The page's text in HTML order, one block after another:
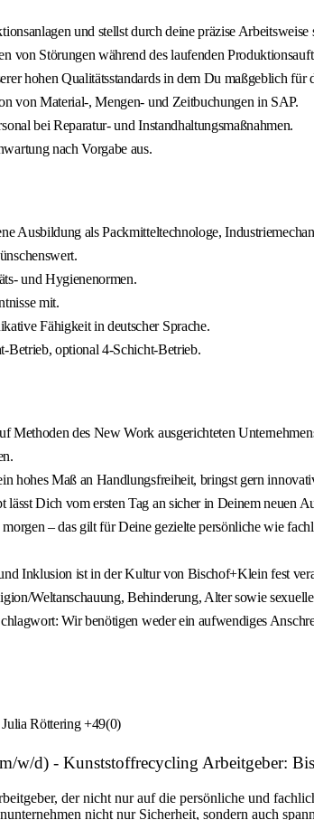
und stellst durch deine präzise
von Störungen während des laufenden
hohen Qualitätsstandards in dem Du maßgeblich
von Material-, Mengen- und Zeitbuchungen in SAP.
bei Reparatur- und Instandhaltungsmaßnahmen.
nach Vorgabe aus.
Ausbildung als Packmitteltechnologe,
und Hygienenormen.
mit.
Fähigkeit in deutscher Sprache.
Betrieb, optional 4-Schicht-Betrieb.
Methoden des New Work ausgerichteten
hohes Maß an Handlungsfreiheit, bringst gern
lässt Dich vom ersten Tag an sicher in Deinem neuen
– das gilt für Deine gezielte persönliche wie
Inklusion ist in der Kultur von Bischof+Klein fest
Weltanschauung, Behinderung, Alter sowie
Wir benötigen weder ein aufwendiges
Röttering +49(0)
w/d) - Kunststoffrecycling Arbeitgeber:
der nicht nur auf die persönliche und
nicht nur Sicherheit, sondern auch